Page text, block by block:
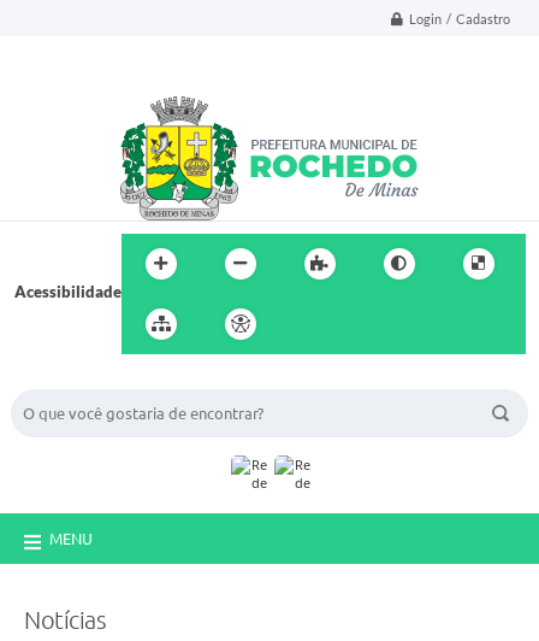
Login / Cadastro
Acessibilidade
MENU
Notícias